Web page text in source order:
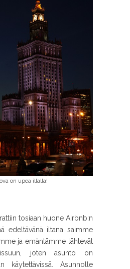
on upea illalla!
tosiaan huone Airbnb:n
edeltävänä iltana saimme
ja emäntämme lähtevät
joten asunto on
käytettävissä. Asunnolle